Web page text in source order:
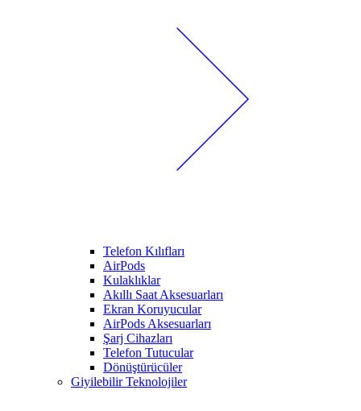
Telefon Kılıfları
AirPods
Kulaklıklar
Akıllı Saat Aksesuarları
Ekran Koruyucular
AirPods Aksesuarları
Şarj Cihazları
Telefon Tutucular
Dönüştürücüler
Giyilebilir Teknolojiler